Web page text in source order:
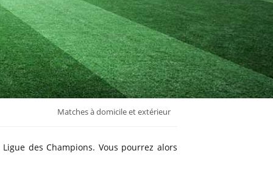
Matches à domicile et extérieur
des Champions. Vous pourrez alors